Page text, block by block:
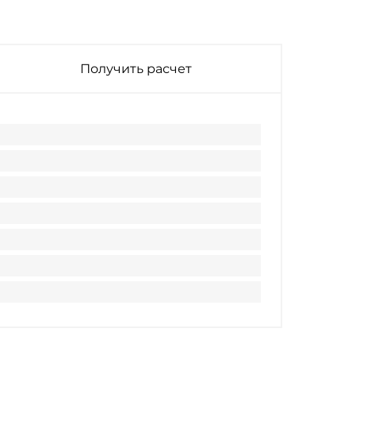
Получить расчет